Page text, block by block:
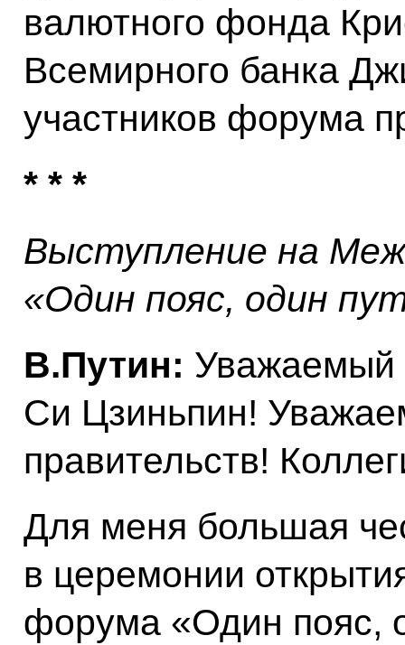
валютного фонда
Всемирного банка
участников форума
* * *
Выступление на
«Один пояс, один
В.Путин: Уважаемый
Си Цзиньпин!
правительств!
Для меня большая
в церемонии
форума «Один пояс,